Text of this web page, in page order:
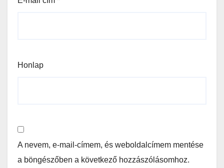
Honlap
A nevem, e-mail-címem, és weboldalcímem mentése
a böngészőben a következő hozzászólásomhoz.